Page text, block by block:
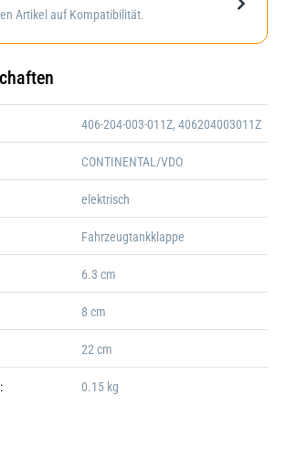
Darstellung kann abweichen
Artikel auf Kompatibilität.
406-204-003-011Z, 406204003011Z
CONTINENTAL/VDO
elektrisch
Fahrzeugtankklappe
6.3 cm
8 cm
22 cm
0.15 kg